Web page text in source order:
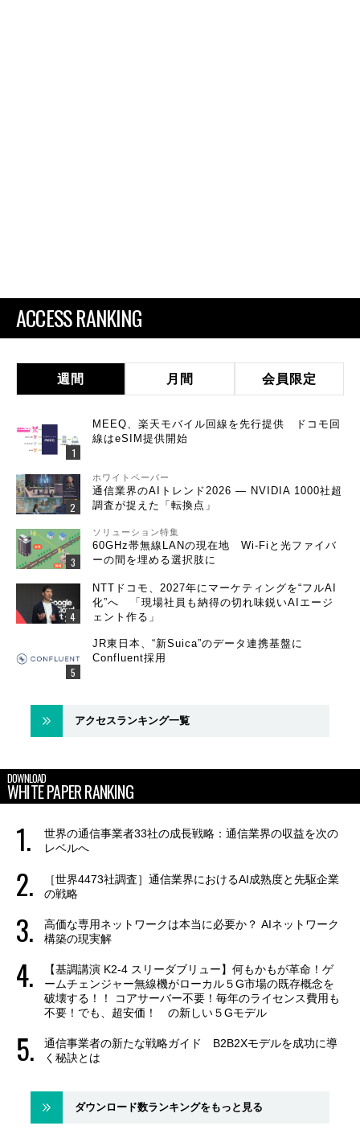
ACCESS RANKING
週間 月間 会員限定
MEEQ、楽天モバイル回線を先行提供 ドコモ回
線はeSIM提供開始
ホワイトペーパー
通信業界のAIトレンド2026 ― NVIDIA 1000社超
調査が捉えた「転換点」
ソリューション特集
60GHz帯無線LANの現在地 Wi-Fiと光ファイバ
ーの間を埋める選択肢に
NTTドコモ、2027年にマーケティングを“フルAI
化”へ 「現場社員も納得の切れ味鋭いAIエージ
ェント作る」
JR東日本、“新Suica”のデータ連携基盤に
Confluent採用
アクセスランキング一覧
DOWNLOAD
WHITE PAPER RANKING
世界の通信事業者33社の成長戦略：通信業界の収益を次の
レベルへ
［世界4473社調査］通信業界におけるAI成熟度と先駆企業
の戦略
高価な専用ネットワークは本当に必要か？ AIネットワーク
構築の現実解
【基調講演 K2-4 スリーダブリュー】何もかもが革命！ゲ
ームチェンジャー無線機がローカル５G市場の既存概念を
破壊する！！ コアサーバー不要！毎年のライセンス費用も
不要！でも、超安価！ の新しい５Gモデル
通信事業者の新たな戦略ガイド B2B2Xモデルを成功に導
く秘訣とは
ダウンロード数ランキングをもっと見る